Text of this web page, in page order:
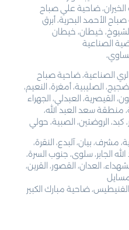
ضاحية علي صباح
الأحمد البحرية، أبرق
خيطان، خيطان
الصناعية
الري الصناعية، ضاحية صباح
الصليبية، أمغرة، النعيم،
القيصرية، العبدلي، الجهراء
منطقة سعد العبد الله،
كبد، الروضتين، الصبية، حولي
مشرف، بيان، آلبدع، النقرة،
الجابر، سلوى، جنوب السرة،
العدان، القصور، القرين،
ضاحية مبارك الكبير